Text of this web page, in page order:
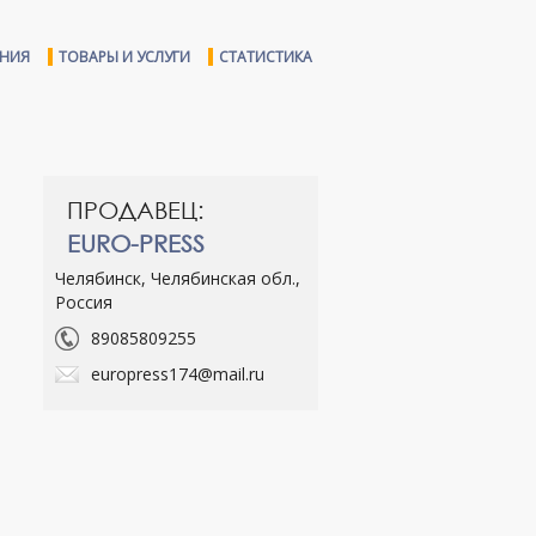
ТОВАРЫ И УСЛУГИ СТАТИСТИКА
ПРОДАВЕЦ:
EURO-PRESS
Челябинск, Челябинская обл.,
Россия
89085809255
europress174@mail.ru